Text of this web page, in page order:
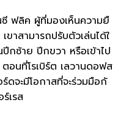
ฟลิค ผู้ที่มองเห็นความยื
าสามารถปรับตัวเล่นได้ใ
กซ้าย ปีกขวา หรือเข้าไป
อนที่โรเบิร์ต เลวานดอฟส
จะมีโอกาสที่จะร่วมมือกั
เรส